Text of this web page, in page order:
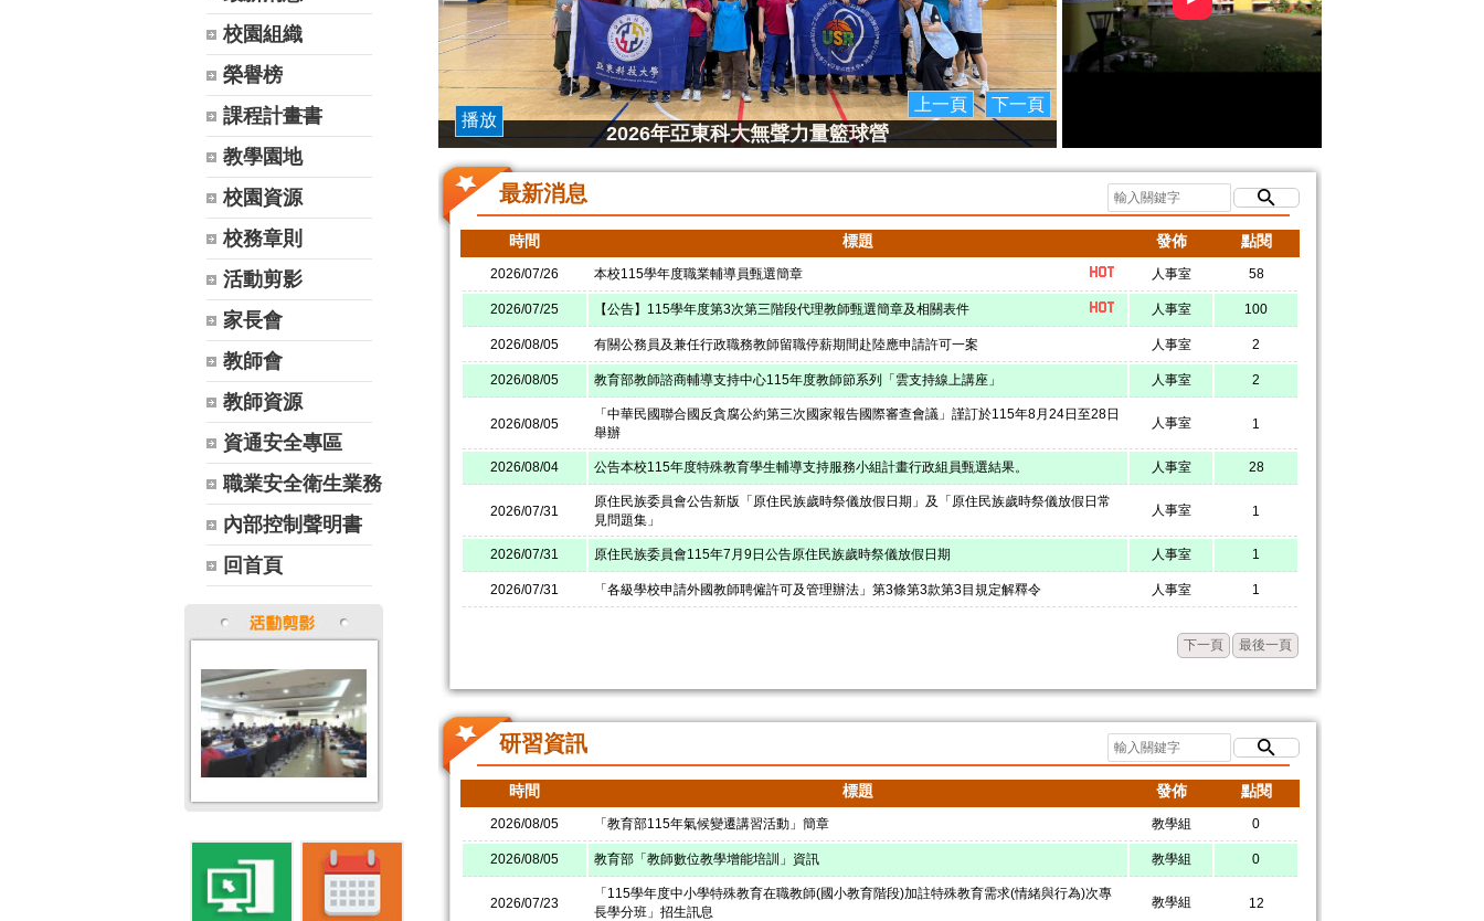
校園組織
榮譽榜
課程計畫書
教學園地
校園資源
校務章則
活動剪影
家長會
教師會
教師資源
資通安全專區
職業安全衛生業務
內部控制聲明書
回首頁
播放
上一頁 下一頁
2026年亞東科大無聲力量籃球營
最新消息
時間 標題 發佈 點閱
2026/07/26 本校115學年度職業輔導員甄選簡章 人事室 58
2026/07/25 【公告】115學年度第3次第三階段代理教師甄選簡章及相關表件 人事室 100
2026/08/05 有關公務員及兼任行政職務教師留職停薪期間赴陸應申請許可一案 人事室 2
2026/08/05 教育部教師諮商輔導支持中心115年度教師節系列「雲支持線上講座」 人事室 2
2026/08/05
「中華民國聯合國反貪腐公約第三次國家報告國際審查會議」謹訂於115年8月24日至28日
舉辦
人事室 1
2026/08/04 公告本校115年度特殊教育學生輔導支持服務小組計畫行政組員甄選結果。 人事室 28
2026/07/31
原住民族委員會公告新版「原住民族歲時祭儀放假日期」及「原住民族歲時祭儀放假日常
見問題集」
人事室 1
2026/07/31 原住民族委員會115年7月9日公告原住民族歲時祭儀放假日期 人事室 1
2026/07/31 「各級學校申請外國教師聘僱許可及管理辦法」第3條第3款第3目規定解釋令 人事室 1
下一頁 最後一頁
研習資訊
時間 標題 發佈 點閱
2026/08/05 「教育部115年氣候變遷講習活動」簡章 教學組 0
2026/08/05 教育部「教師數位教學增能培訓」資訊 教學組 0
2026/07/23
「115學年度中小學特殊教育在職教師(國小教育階段)加註特殊教育需求(情緒與行為)次專
長學分班」招生訊息
教學組 12